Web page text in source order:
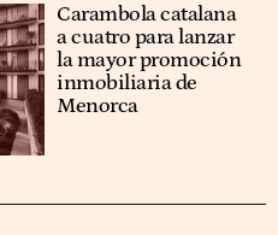
Carambola catalana
a cuatro para lanzar
la mayor promoción
inmobiliaria de
Menorca